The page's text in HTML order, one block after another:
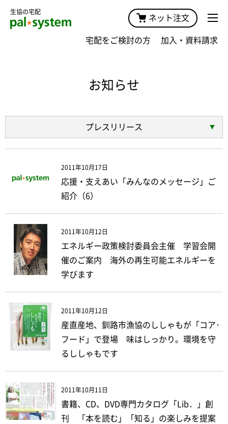
生協の宅配
ネット注文
宅配をご検討の方 加入・資料請求
お知らせ
プレスリリース
2011年10月17日
応援・支えあい「みんなのメッセージ」ご
紹介（6）
2011年10月12日
エネルギー政策検討委員会主催 学習会開
催のご案内 海外の再生可能エネルギーを
学びます
2011年10月12日
産直産地、釧路市漁協のししゃもが「コア･
フード」で登場 味はしっかり。環境を守
るししゃもです
2011年10月11日
書籍、CD、DVD専門カタログ「Lib．」創
刊 「本を読む」「知る」の楽しみを提案